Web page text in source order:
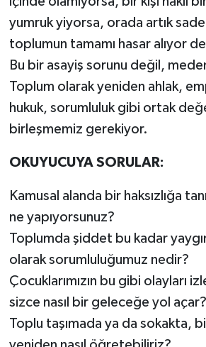
yumruk yiyorsa, orada artık
toplumun tamamı hasar alıyor
Bu bir asayiş sorunu değil,
Toplum olarak yeniden ahlak,
hukuk, sorumluluk gibi ortak
birleşmemiz gerekiyor.
OKUYUCUYA SORULAR:
Kamusal alanda bir haksızlığa
ne yapıyorsunuz?
Toplumda şiddet bu kadar
olarak sorumluluğumuz nedir?
Çocuklarımızın bu gibi olayları
sizce nasıl bir geleceğe yol açar?
Toplu taşımada ya da sokakta,